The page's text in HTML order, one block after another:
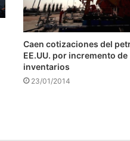
Caen cotizaciones del
EE.UU. por incremento de
inventarios
23/01/2014